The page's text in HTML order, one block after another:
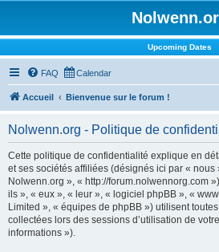
Upcoming Dates
FAQ Calendar
Accueil Bienvenue sur le forum !
Nolwenn.org - Politique de
Cette politique de confidentialité explique en
et ses sociétés affiliées (désignés ici par « nous
Nolwenn.org », « http://forum.nolwennorg.com
ils », « eux », « leur », « logiciel phpBB », «
Limited », « équipes de phpBB ») utilisent
collectées lors des sessions d’utilisation de
informations »).